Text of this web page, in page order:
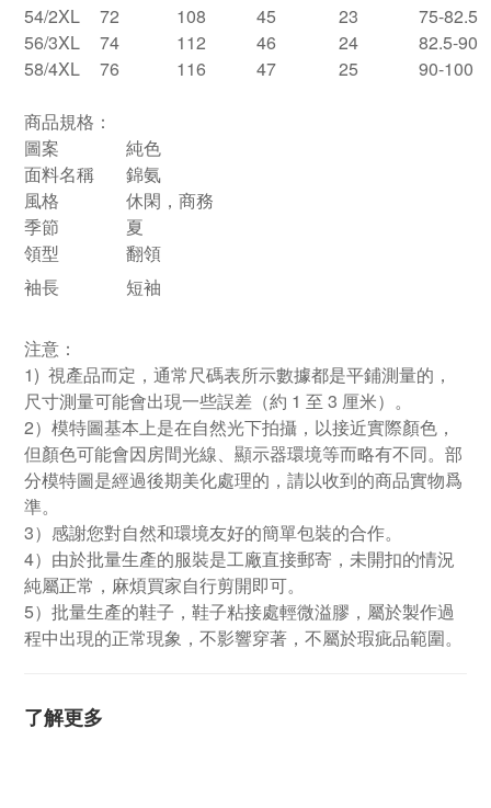
54/2XL
72 108 45 23
75-82.5
56/3XL
74 112 46 24
82.5-90
58/4XL
76 116 47 25 90-100
商品規格：
圖案
純色
面料名稱
錦氨
風格
休閑，商務
季節
夏
領型
翻領
袖長
短袖
注意：
1) 視產品而定，通常尺碼表所示數據都是平鋪測量的，
尺寸測量可能會出現一些誤差（約 1 至 3 厘米）。
2）模特圖基本上是在自然光下拍攝，以接近實際顏色，
但顏色可能會因房間光線、顯示器環境等而略有不同。部
分模特圖是經過後期美化處理的，請以收到的商品實物爲
準。
3）感謝您對自然和環境友好的簡單包裝的合作。
4）由於批量生產的服裝是工廠直接郵寄，未開扣的情況
純屬正常，麻煩買家自行剪開即可。
5）批量生產的鞋子，鞋子粘接處輕微溢膠，屬於製作過
程中出現的正常現象，不影響穿著，不屬於瑕疵品範圍。
了解更多